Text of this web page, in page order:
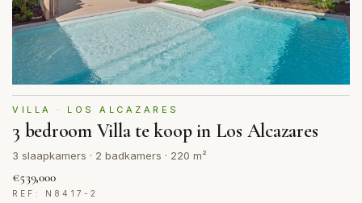
VILLA · LOS ALCAZARES
3 bedroom Villa te koop in Los Alcazares
3 slaapkamers · 2 badkamers · 220 m²
€539,000
REF: N8417-2